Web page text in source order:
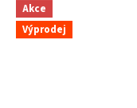
Akce
Výprodej